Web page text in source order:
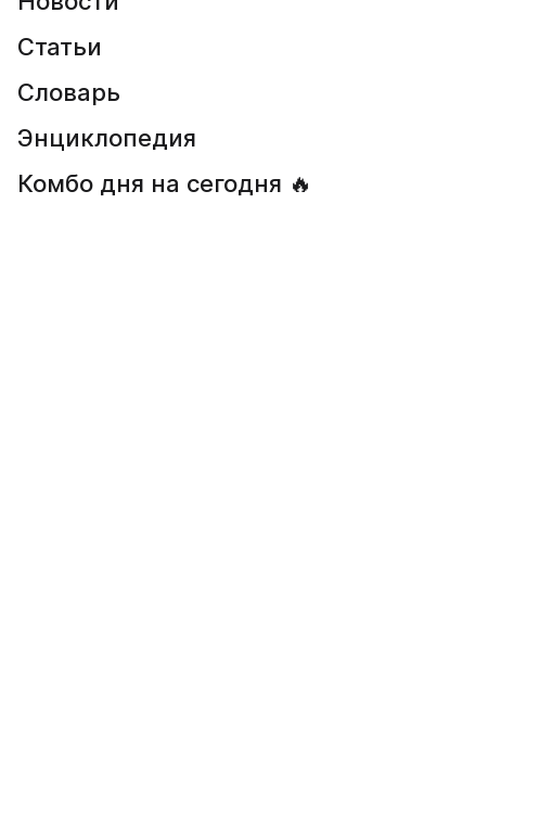
Статьи
Словарь
Энциклопедия
Комбо дня на сегодня 🔥